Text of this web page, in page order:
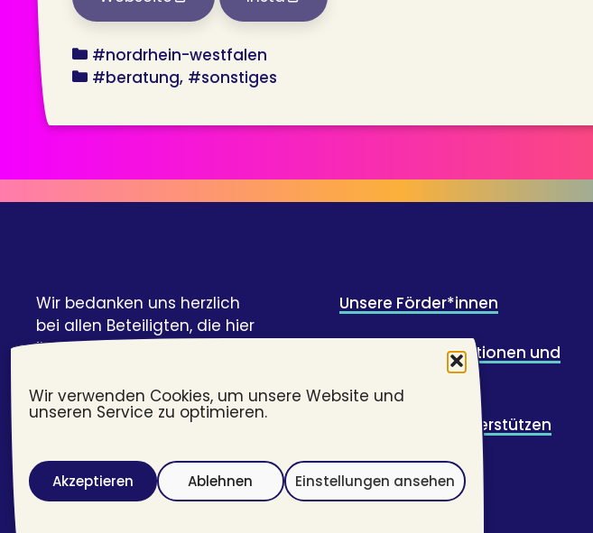
Wir verwenden Cookies, um unsere Website und
unseren Service zu optimieren.
Akzeptieren Ablehnen Einstellungen ansehen
bundesland
#nordrhein-westfalen
angebot
#beratung #sonstiges
Wir bedanken uns herzlich
bei allen Beteiligten, die hier
ihre Geschichte und Expertise
Unsere Förder*innen
Credits für Illustrationen und
Webentwicklung
#transjugend unterstützen